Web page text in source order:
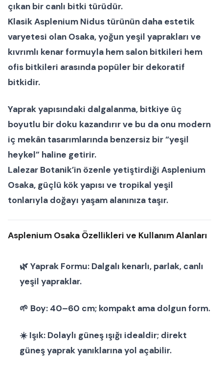
çıkan bir canlı bitki türüdür.
KlasikAsplenium Nidus türünün daha estetik
varyetesi olan Osaka, yoğun yeşil yaprakları ve
kıvrımlı kenar formuyla hemsalon bitkileri hem
ofis bitkileri arasında popüler bir dekoratif
bitkidir.
Yaprak yapısındaki dalgalanma, bitkiye üç
boyutlu bir doku kazandırır ve bu da onu modern
iç mekân tasarımlarında benzersiz bir “yeşil
heykel” haline getirir.
Lalezar Botanik’in özenle yetiştirdiği Asplenium
Osaka, güçlü kök yapısı ve tropikal yeşil
tonlarıyla doğayı yaşam alanınıza taşır.
Asplenium Osaka Özellikleri ve Kullanım Alanları
🌿Yaprak Formu: Dalgalı kenarlı, parlak, canlı
yeşil yapraklar.
🌱 Boy: 40–60 cm; kompakt ama dolgun form.
☀️ Işık: Dolaylı güneş ışığı idealdir; direkt
güneş yaprak yanıklarına yol açabilir.